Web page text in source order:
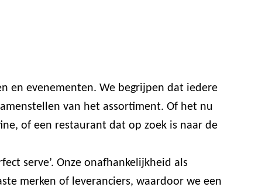
en evenementen. We begrijpen dat iedere
van het assortiment. Of het nu
of een restaurant dat op zoek is naar de
serve’. Onze onafhankelijkheid als
merken of leveranciers, waardoor we een